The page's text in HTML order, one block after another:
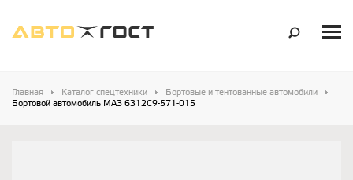
Главная Каталог спецтехники
Бортовые и тентованные автомобили
Бортовой автомобиль МАЗ 6312С9-571-015